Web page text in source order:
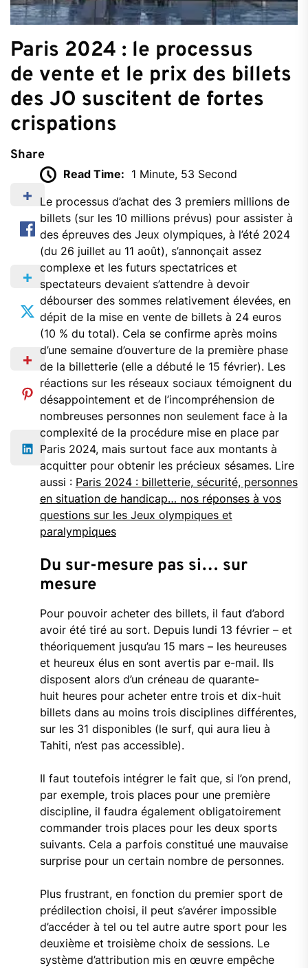
Paris 2024 : le processus
de vente et le prix des billets
des JO suscitent de fortes
crispations
Share
Read Time: 1 Minute, 53 Second
Le processus d’achat des 3 premiers millions de
billets (sur les 10 millions prévus) pour assister à
des épreuves des Jeux olympiques, à l’été 2024
(du 26 juillet au 11 août), s’annonçait assez
complexe et les futurs spectatrices et
spectateurs devaient s’attendre à devoir
débourser des sommes relativement élevées, en
dépit de la mise en vente de billets à 24 euros
(10 % du total). Cela se confirme après moins
d’une semaine d’ouverture de la première phase
de la billetterie (elle a débuté le 15 février). Les
réactions sur les réseaux sociaux témoignent du
désappointement et de l’incompréhension de
nombreuses personnes non seulement face à la
complexité de la procédure mise en place par
Paris 2024, mais surtout face aux montants à
acquitter pour obtenir les précieux sésames. Lire
aussi : Paris 2024 : billetterie, sécurité, personnes
en situation de handicap… nos réponses à vos
questions sur les Jeux olympiques et
paralympiques
Du sur-mesure pas si… sur
mesure
Pour pouvoir acheter des billets, il faut d’abord
avoir été tiré au sort. Depuis lundi 13 février – et
théoriquement jusqu’au 15 mars – les heureuses
et heureux élus en sont avertis par e-mail. Ils
disposent alors d’un créneau de quarante-
huit heures pour acheter entre trois et dix-huit
billets dans au moins trois disciplines différentes,
sur les 31 disponibles (le surf, qui aura lieu à
Tahiti, n’est pas accessible).
Il faut toutefois intégrer le fait que, si l’on prend,
par exemple, trois places pour une première
discipline, il faudra également obligatoirement
commander trois places pour les deux sports
suivants. Cela a parfois constitué une mauvaise
surprise pour un certain nombre de personnes.
Plus frustrant, en fonction du premier sport de
prédilection choisi, il peut s’avérer impossible
d’accéder à tel ou tel autre autre sport pour les
deuxième et troisième choix de sessions. Le
système d’attribution mis en œuvre empêche